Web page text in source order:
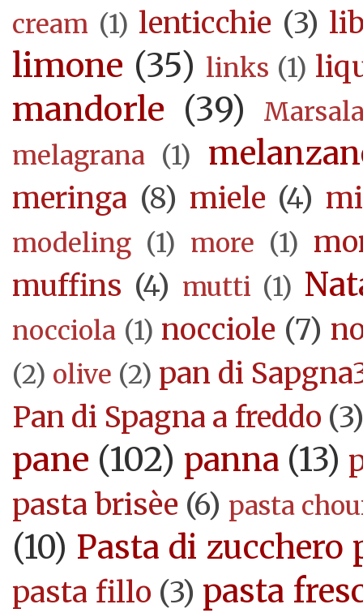
cream (1) lenticchie (3)
limone (35) links (1)
mandorle (39)
melagrana (1)
meringa (8) miele (4)
modeling (1) more (1)
muffins (4) mutti (1)
nocciola (1) nocciole (7)
(2) olive (2) pan di
Pan di Spagna a freddo (3)
pane (102) panna (13)
pasta brisèe (6) pasta
(10) Pasta di zucchero
pasta fillo (3) pasta